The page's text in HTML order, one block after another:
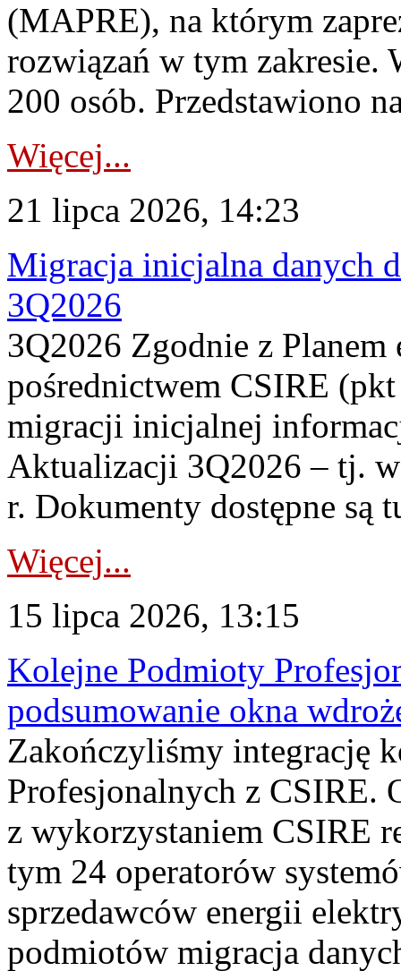
(MAPRE), na którym
rozwiązań w tym zakresie.
200 osób. Przedstawiono
Więcej...
21 lipca 2026, 14:23
Migracja inicjalna danych
3Q2026
3Q2026 Zgodnie z
pośrednictwem CSIRE
migracji inicjalnej
Aktualizacji 3Q2026 – tj.
r. Dokumenty dostępne są
Więcej...
15 lipca 2026, 13:15
Kolejne Podmioty
podsumowanie okna
Zakończyliśmy integrację
Profesjonalnych z CSIRE.
z wykorzystaniem CSIRE
tym 24 operatorów
sprzedawców energii
podmiotów migracja